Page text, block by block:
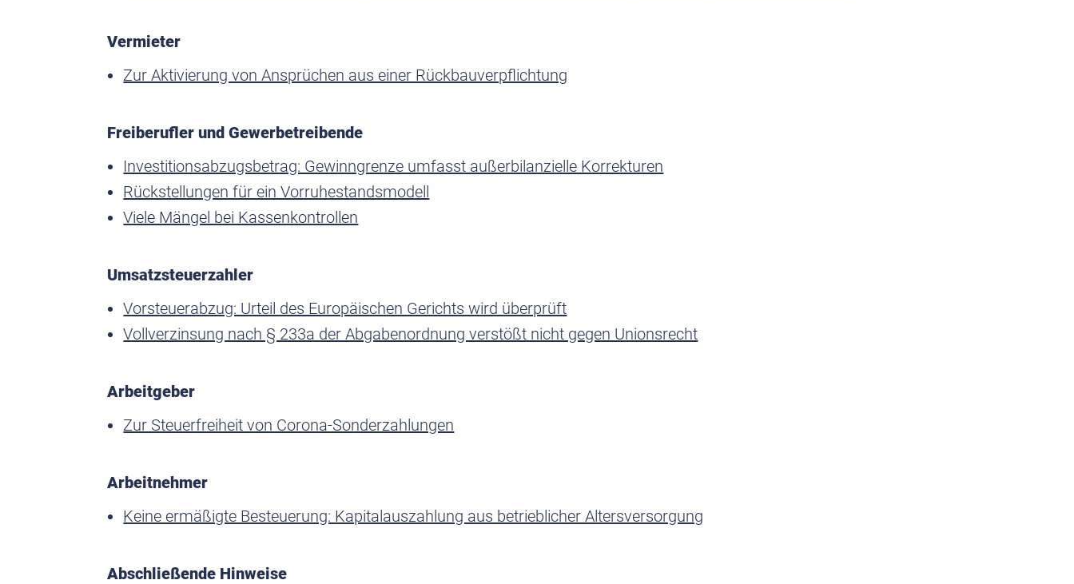
Vermieter
Zur Aktivierung von Ansprüchen aus einer Rückbauverpflichtung
Freiberufler und Gewerbetreibende
Investitionsabzugsbetrag: Gewinngrenze umfasst außerbilanzielle Korrekturen
Rückstellungen für ein Vorruhestandsmodell
Viele Mängel bei Kassenkontrollen
Umsatzsteuerzahler
Vorsteuerabzug: Urteil des Europäischen Gerichts wird überprüft
Vollverzinsung nach § 233a der Abgabenordnung verstößt nicht gegen Unionsrecht
Arbeitgeber
Zur Steuerfreiheit von Corona-Sonderzahlungen
Arbeitnehmer
Keine ermäßigte Besteuerung: Kapitalauszahlung aus betrieblicher Altersversorgung
Abschließende Hinweise